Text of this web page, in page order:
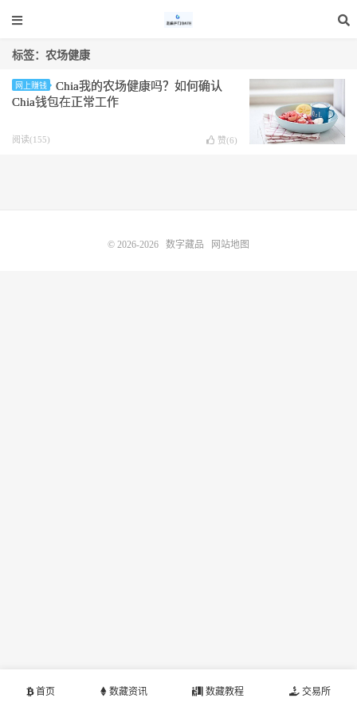
标签：农场健康
网上赚钱
Chia我的农场健康吗？如何确认
Chia钱包在正常工作
阅读(155) 赞(6)
首页 数藏资讯 数藏教程 交易所
© 2026-2026 数字藏品 网站地图